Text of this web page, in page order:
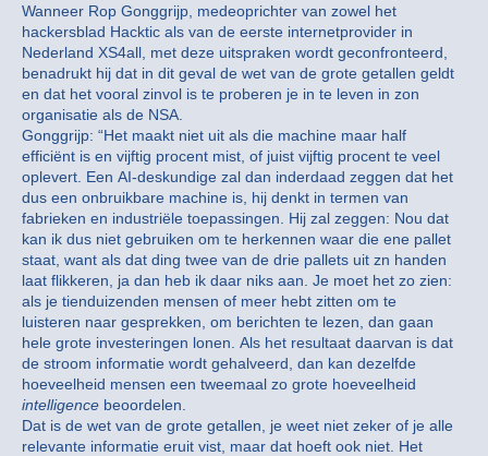
Wanneer Rop Gonggrijp, medeoprichter van zowel het
hackersblad Hacktic als van de eerste internetprovider in
Nederland XS4all, met deze uitspraken wordt geconfronteerd,
benadrukt hij dat in dit geval de wet van de grote getallen geldt
en dat het vooral zinvol is te proberen je in te leven in zon
organisatie als de NSA.
Gonggrijp: “Het maakt niet uit als die machine maar half
efficiënt is en vijftig procent mist, of juist vijftig procent te veel
oplevert. Een AI-deskundige zal dan inderdaad zeggen dat het
dus een onbruikbare machine is, hij denkt in termen van
fabrieken en industriële toepassingen. Hij zal zeggen: Nou dat
kan ik dus niet gebruiken om te herkennen waar die ene pallet
staat, want als dat ding twee van de drie pallets uit zn handen
laat flikkeren, ja dan heb ik daar niks aan. Je moet het zo zien:
als je tienduizenden mensen of meer hebt zitten om te
luisteren naar gesprekken, om berichten te lezen, dan gaan
hele grote investeringen lonen. Als het resultaat daarvan is dat
de stroom informatie wordt gehalveerd, dan kan dezelfde
hoeveelheid mensen een tweemaal zo grote hoeveelheid
intelligence beoordelen.
Dat is de wet van de grote getallen, je weet niet zeker of je alle
relevante informatie eruit vist, maar dat hoeft ook niet. Het